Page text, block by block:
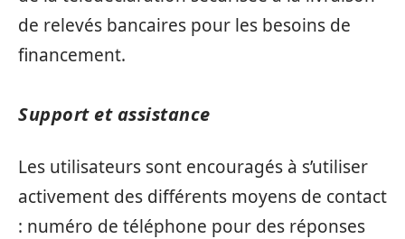
de relevés bancaires pour les besoins de
financement.
Support et assistance
Les utilisateurs sont encouragés à s’utiliser
activement des différents moyens de contact
: numéro de téléphone pour des réponses